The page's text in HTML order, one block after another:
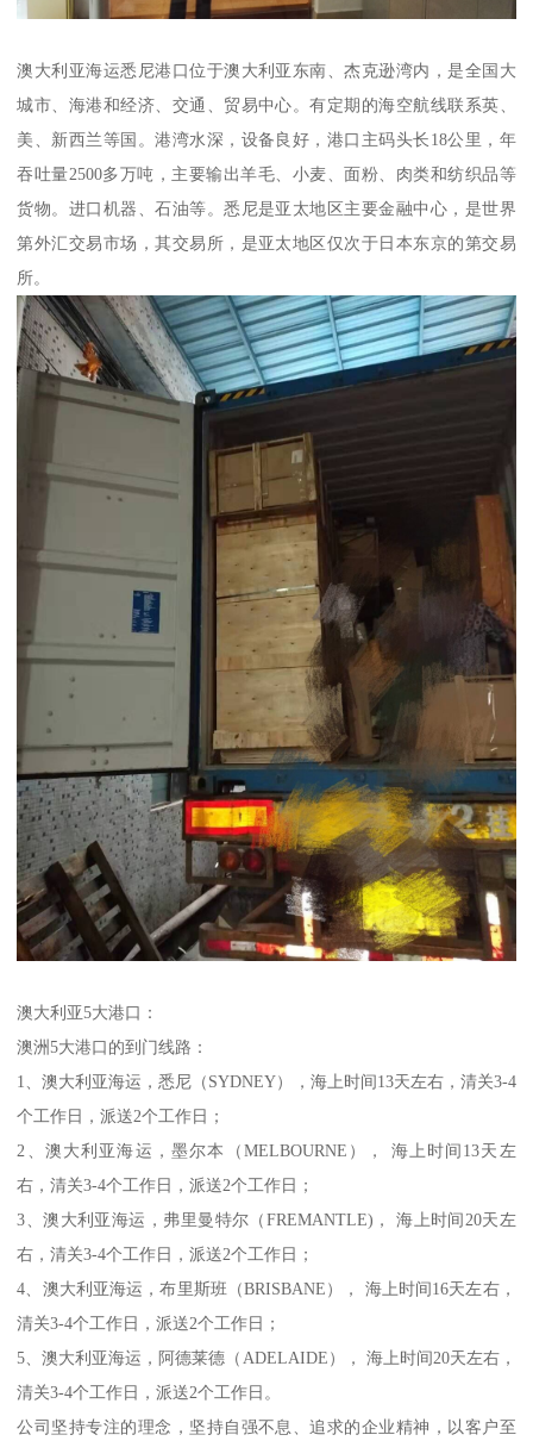
澳大利亚海运悉尼港口位于澳大利亚东南、杰克逊湾内，是全国大
城市、海港和经济、交通、贸易中心。有定期的海空航线联系英、
美、新西兰等国。港湾水深，设备良好，港口主码头长18公里，年
吞吐量2500多万吨，主要输出羊毛、小麦、面粉、肉类和纺织品等
货物。进口机器、石油等。悉尼是亚太地区主要金融中心，是世界
第外汇交易市场，其交易所，是亚太地区仅次于日本东京的第交易
所。
澳大利亚5大港口：
澳洲5大港口的到门线路：
1、澳大利亚海运，悉尼（SYDNEY），海上时间13天左右，清关3-4
个工作日，派送2个工作日；
2、澳大利亚海运，墨尔本（MELBOURNE）， 海上时间13天左
右，清关3-4个工作日，派送2个工作日；
3、澳大利亚海运，弗里曼特尔（FREMANTLE)， 海上时间20天左
右，清关3-4个工作日，派送2个工作日；
4、澳大利亚海运，布里斯班（BRISBANE）， 海上时间16天左右，
清关3-4个工作日，派送2个工作日；
5、澳大利亚海运，阿德莱德（ADELAIDE）， 海上时间20天左右，
清关3-4个工作日，派送2个工作日。
公司坚持专注的理念，坚持自强不息、追求的企业精神，以客户至